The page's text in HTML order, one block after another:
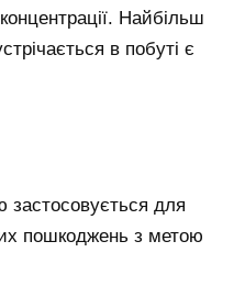
Найбільш
в побуті є
для
пошкоджень з метою